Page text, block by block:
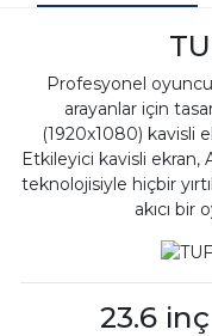
Profesyonel
arayanlar için
(1920x1080) kavisli
Etkileyici kavisli
teknolojisiyle hiçbir
akıcı
23.6